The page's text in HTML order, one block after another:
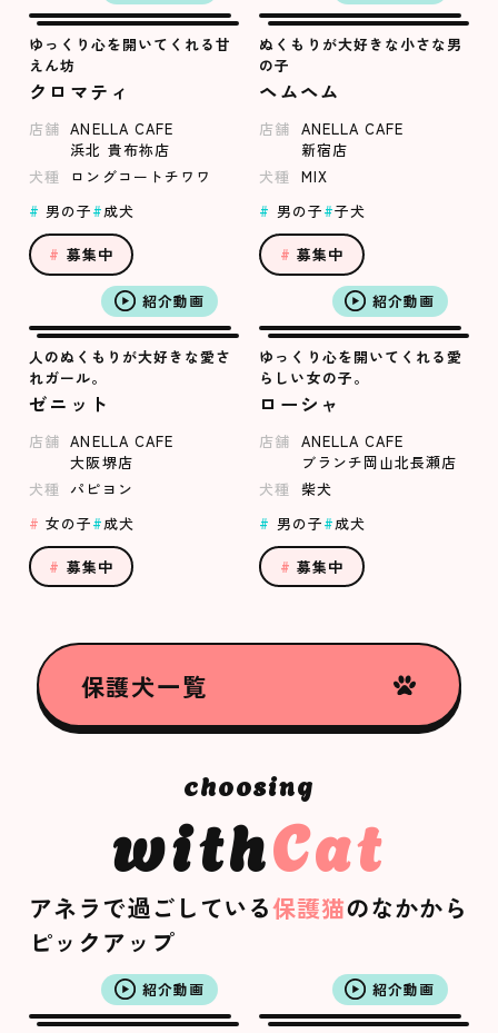
ゆっくり心を開いてくれる甘
えん坊
クロマティ
店舗 ANELLA CAFE
浜北 貴布祢店
犬種
ロングコートチワワ
男の子
成犬
募集中
ぬくもりが大好きな小さな男
の子
ヘムヘム
店舗 ANELLA CAFE
新宿店
犬種
MIX
男の子
子犬
募集中
紹介動画
人のぬくもりが大好きな愛さ
れガール。
ゼニット
店舗 ANELLA CAFE
大阪堺店
犬種
パピヨン
女の子
成犬
募集中
紹介動画
ゆっくり心を開いてくれる愛
らしい女の子。
ローシャ
店舗 ANELLA CAFE
ブランチ岡山北長瀬店
犬種
柴犬
男の子
成犬
募集中
保護犬一覧
withCat
アネラで過ごしている保護猫のなかから
ピックアップ
紹介動画 紹介動画